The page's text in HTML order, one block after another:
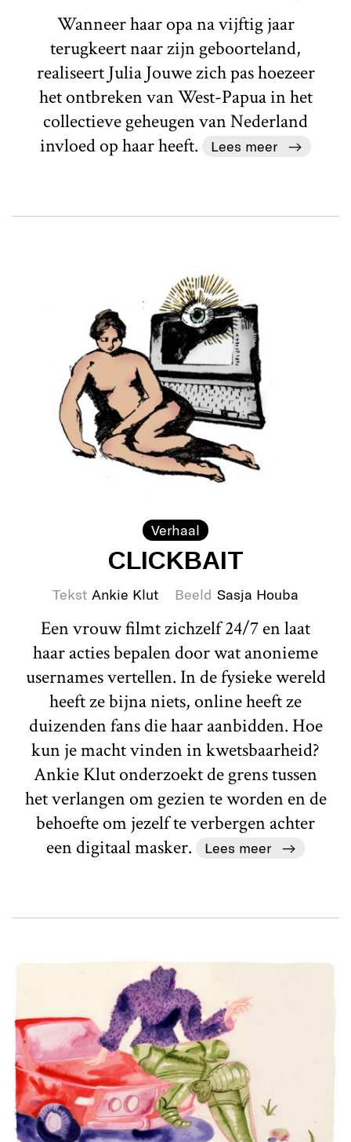
Wanneer haar opa na vijftig jaar
terugkeert naar zijn geboorteland,
realiseert Julia Jouwe zich pas hoezeer
het ontbreken van West-Papua in het
collectieve geheugen van Nederland
invloed op haar heeft.
Lees meer
Verhaal
CLICKBAIT
Tekst Ankie Klut Beeld Sasja Houba
Een vrouw filmt zichzelf 24/7 en laat
haar acties bepalen door wat anonieme
usernames vertellen. In de fysieke wereld
heeft ze bijna niets, online heeft ze
duizenden fans die haar aanbidden. Hoe
kun je macht vinden in kwetsbaarheid?
Ankie Klut onderzoekt de grens tussen
het verlangen om gezien te worden en de
behoefte om jezelf te verbergen achter
een digitaal masker.
Lees meer